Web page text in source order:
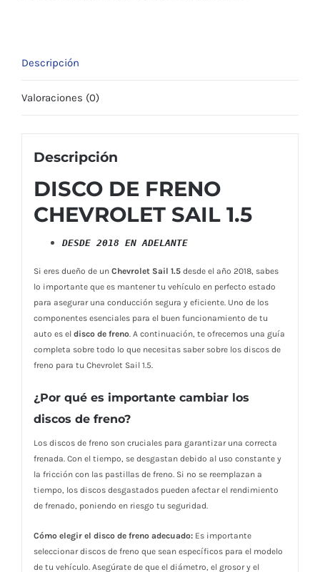
Descripción
Valoraciones (0)
Descripción
DISCO DE FRENO
CHEVROLET SAIL 1.5
DESDE 2018 EN ADELANTE
Si eres dueño de un Chevrolet Sail 1.5desde el año 2018, sabes
lo importante que es mantener tu vehículo en perfecto estado
para asegurar una conducción segura y eficiente. Uno de los
componentes esenciales para el buen funcionamiento de tu
auto es el disco de freno. A continuación, te ofrecemos una guía
completa sobre todo lo que necesitas saber sobre los discos de
freno para tu Chevrolet Sail 1.5.
¿Por qué es importante cambiar los
discos de freno?
Los discos de freno son cruciales para garantizar una correcta
frenada. Con el tiempo, se desgastan debido al uso constante y
la fricción con las pastillas de freno. Si no se reemplazan a
tiempo, los discos desgastados pueden afectar el rendimiento
de frenado, poniendo en riesgo tu seguridad.
Cómo elegir el disco de freno adecuado:Es importante
seleccionar discos de freno que sean específicos para el modelo
de tu vehículo. Asegúrate de que el diámetro, el grosor y el